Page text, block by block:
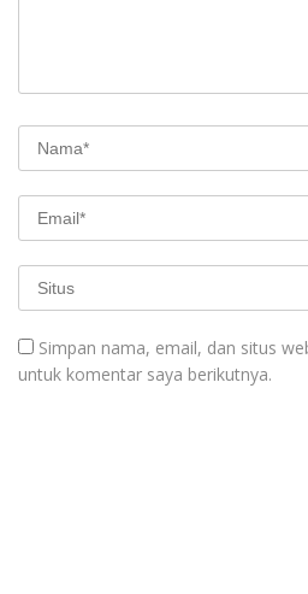
Simpan nama, email, dan situs
untuk komentar saya berikutnya.